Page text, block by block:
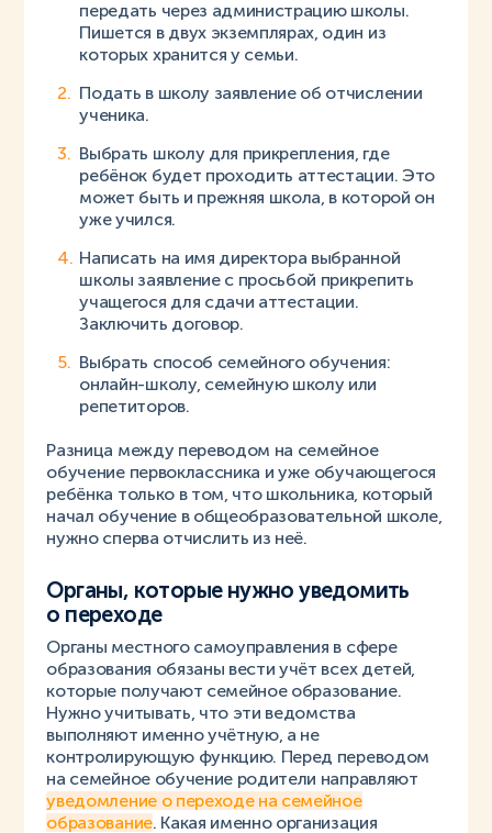
передать через администрацию школы.
Пишется в двух экземплярах, один из
которых хранится у семьи.
Подать в школу заявление об отчислении
ученика.
Выбрать школу для прикрепления, где
ребёнок будет проходить аттестации. Это
может быть и прежняя школа, в которой он
уже учился.
Написать на имя директора выбранной
школы заявление с просьбой прикрепить
учащегося для сдачи аттестации.
Заключить договор.
Выбрать способ семейного обучения:
онлайн-школу, семейную школу или
репетиторов.
Разница между переводом на семейное
обучение первоклассника и уже обучающегося
ребёнка только в том, что школьника, который
начал обучение в общеобразовательной школе,
нужно сперва отчислить из неё.
Органы, которые нужно уведомить
о переходе
Органы местного самоуправления в сфере
образования обязаны вести учёт всех детей,
которые получают семейное образование.
Нужно учитывать, что эти ведомства
выполняют именно учётную, а не
контролирующую функцию. Перед переводом
на семейное обучение родители направляют
уведомление о переходе на семейное
образование. Какая именно организация